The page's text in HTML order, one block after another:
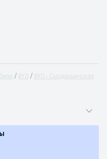
BYD
BYD - Сырдарьинская